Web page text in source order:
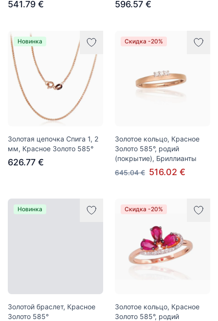
541.79 € 596.57 €
Новинка
Золотая цепочка Спига 1, 2
мм, Красное Золото 585°
626.77 €
Скидка -20%
Золотое кольцо, Красное
Золото 585°, родий
(покрытие), Бриллианты
645.04 € 516.02 €
Новинка
Золотой браслет, Красное
Золото 585°
Скидка -20%
Золотое кольцо, Красное
Золото 585°, родий